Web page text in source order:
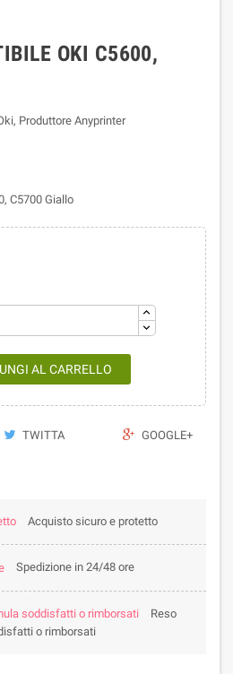
OKI C5600,
Produttore Anyprinter
C5700 Giallo
AL CARRELLO
TWITTA GOOGLE+
Acquisto sicuro e protetto
Spedizione in 24/48 ore
Reso
o rimborsati